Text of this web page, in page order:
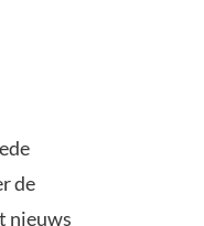
de
nieuws